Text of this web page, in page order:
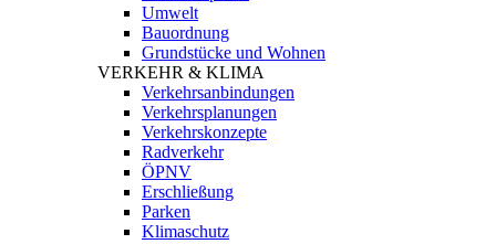
Umwelt
Bauordnung
Grundstücke und Wohnen
VERKEHR & KLIMA
Verkehrsanbindungen
Verkehrsplanungen
Verkehrskonzepte
Radverkehr
ÖPNV
Erschließung
Parken
Klimaschutz